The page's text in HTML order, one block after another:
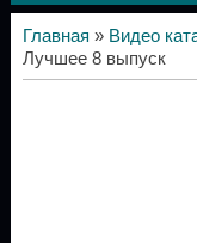
Главная » Видео
Лучшее 8 выпуск